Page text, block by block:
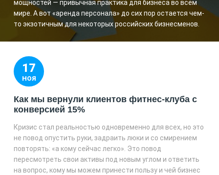
мощностей — привычная практика для бизнеса во всем
мире. А вот «аренда персонала» до сих пор остается чем-
то экзотичным для некоторых российских бизнесменов.
17
НОЯ
Как мы вернули клиентов фитнес-клуба с
конверсией 15%
Кризис стал реальностью одновременно для всех, но это
не повод опустить руки, задраить люки и со смирением
повторять: «а кому сейчас легко». Это повод
пересмотреть свои активы под новым углом и ответить
на вопрос, кому мы можем принести пользу и чей бизнес